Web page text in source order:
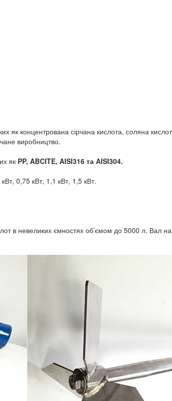
як концентрована сірчана кислота, соляна
виробництво.
як PP, ABCITE, AISI316 та AISI304.
0,75 кВт, 1,1 кВт, 1,5 кВт.
в невеликих ємностях об’ємом до 5000 л. Вал